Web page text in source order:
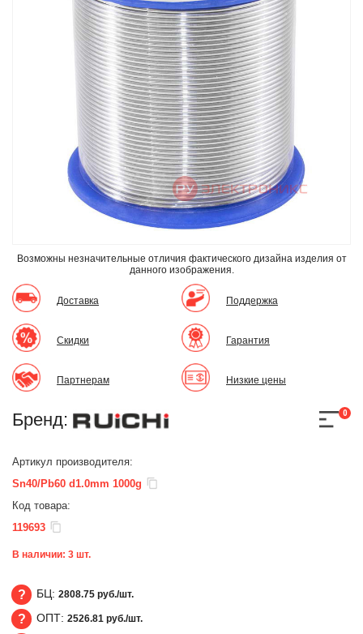
Возможны незначительные отличия фактического дизайна изделия от
данного изображения.
Доставка
Скидки
Партнерам
Поддержка
Гарантия
Низкие цены
Бренд: 0
Артикул производителя:
Sn40/Pb60 d1.0mm 1000g
Код товара:
119693
В наличии: 3 шт.
БЦ
БЦ: 2808.75 руб./шт.
ОПТ: 2526.81 руб./шт.